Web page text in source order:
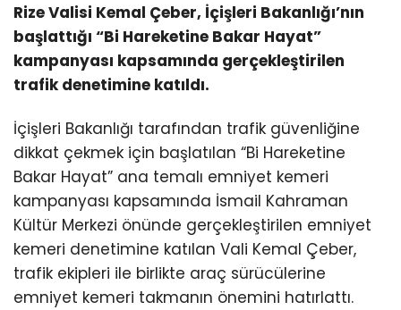
Rize Valisi Kemal Çeber, İçişleri Bakanlığı’nın
başlattığı “Bi Hareketine Bakar Hayat”
kampanyası kapsamında gerçekleştirilen
trafik denetimine katıldı.
İçişleri Bakanlığı tarafından trafik güvenliğine
dikkat çekmek için başlatılan “Bi Hareketine
Bakar Hayat” ana temalı emniyet kemeri
kampanyası kapsamında İsmail Kahraman
Kültür Merkezi önünde gerçekleştirilen emniyet
kemeri denetimine katılan Vali Kemal Çeber,
trafik ekipleri ile birlikte araç sürücülerine
emniyet kemeri takmanın önemini hatırlattı.